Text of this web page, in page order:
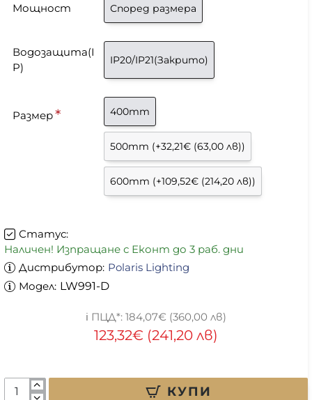
Статус:
Наличен! Изпращане с Еконт до 3 раб. дни
Дистрибутор: Polaris Lighting
Модел: LW991-D
123,32€ (241,20 лв)
184,07€ (360,00 лв)
Мощност Според размера
Водозащита(I
P)
IP20/IP21(Закрито)
Размер 400mm
500mm (+32,21€ (63,00 лв))
600mm (+109,52€ (214,20 лв))
КУПИ